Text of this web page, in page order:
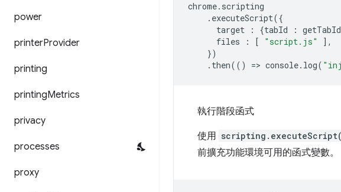
power
printerProvider
printing
printingMetrics
privacy
processes
proxy
chrome. scripting
. executeScript({
target
: {tabId : getTabId
files
: [ "script.js"
],
})
. then(() => console. log(
執行階段函式
使用
前擴充功能環境可用的函式變數。